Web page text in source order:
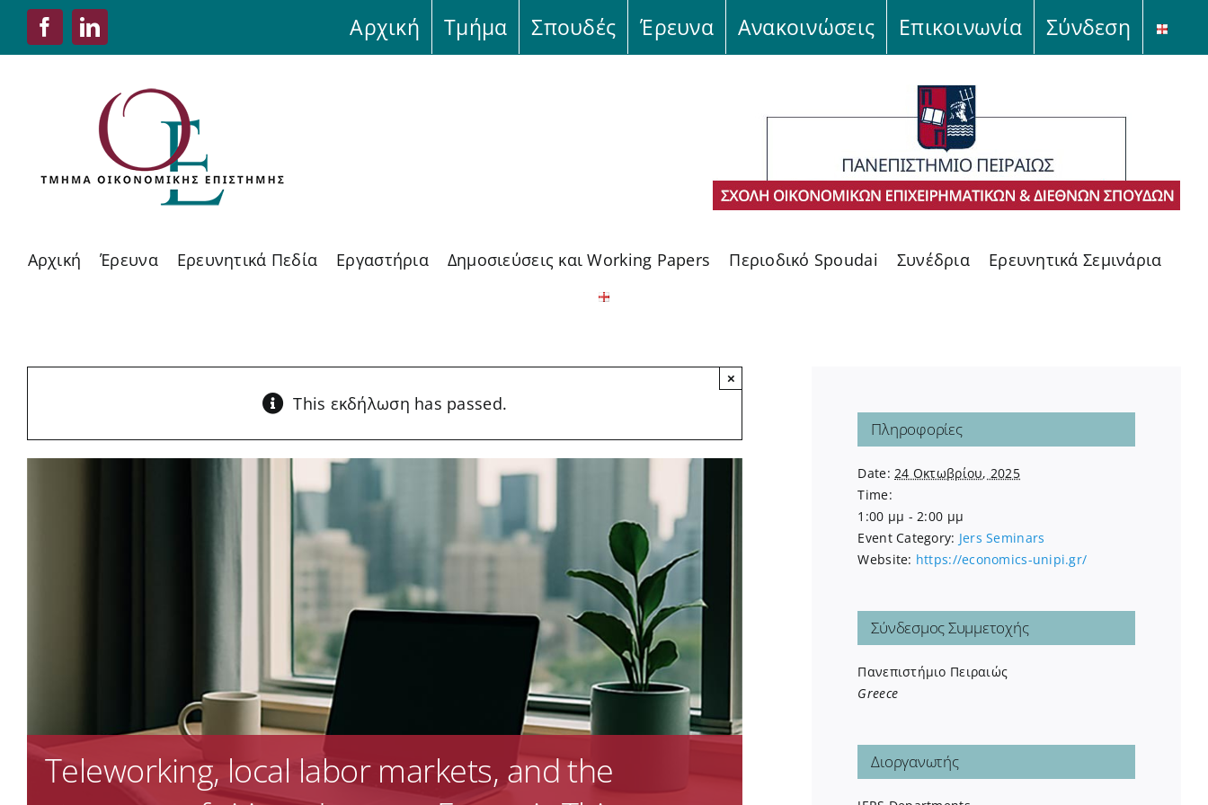
Skip
FacebookLinkedIn Αρχική Τμήμα Σπουδές Έρευνα Ανακοινώσεις Επικοινωνία Σύνδεση
Αρχική Έρευνα Ερευνητικά Πεδία Εργαστήρια Δημοσιεύσεις και Working Papers Περιοδικό Spoudai Συνέδρια Ερευνητικά Σεμινάρια
This εκδήλωση has passed.
×
Teleworking, local labor markets, and the
Πληροφορίες
Date: 24 Οκτωβρίου, 2025
Time:
1:00 μμ - 2:00 μμ
Event Category: Jers Seminars
Website: https://economics-unipi.gr/
Σύνδεσμος Συμμετοχής
Πανεπιστήμιο Πειραιώς
Greece
Διοργανωτής